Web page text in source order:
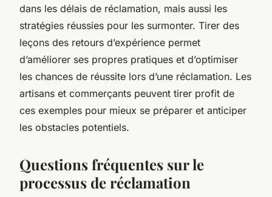
dans les délais de réclamation, mais aussi les
stratégies réussies pour les surmonter. Tirer des
leçons des retours d’expérience permet
d’améliorer ses propres pratiques et d’optimiser
les chances de réussite lors d’une réclamation. Les
artisans et commerçants peuvent tirer profit de
ces exemples pour mieux se préparer et anticiper
les obstacles potentiels.
Questions fréquentes sur le
processus de réclamation